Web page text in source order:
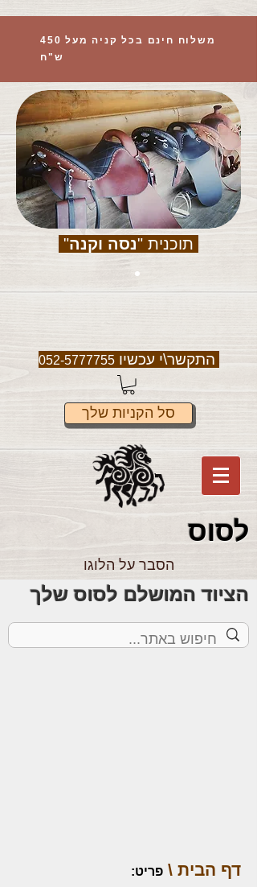
משלוח חינם בכל קניה מעל 450
ש"ח
תוכנית "נסה וקנה"
התקשר\י עכשיו052-5777755
סל הקניות שלך
לסוס
הסבר על הלוגו
הציוד המושלם לסוס שלך
דף הבית \ פריט: